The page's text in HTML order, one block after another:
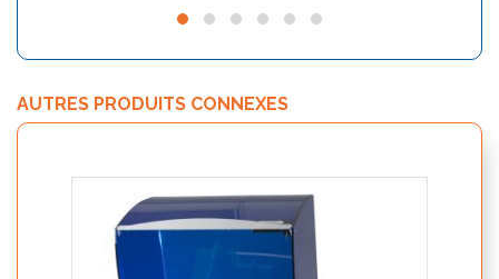
AUTRES PRODUITS CONNEXES